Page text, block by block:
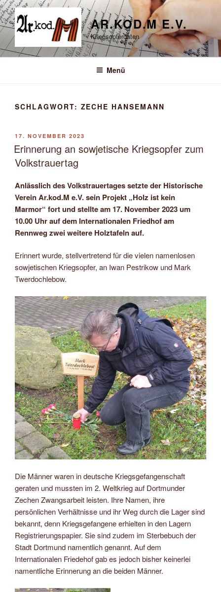
Zum
Inhalt
springen
AR.KOD.M E.V.
Kriegsopferdaten
Menü
SCHLAGWORT: ZECHE HANSEMANN
VERÖFFENTLICHT
AM
17. NOVEMBER 2023
Erinnerung an sowjetische Kriegsopfer zum
Volkstrauertag
Anlässlich des Volkstrauertages setzte der Historische
Verein Ar.kod.M e.V. sein Projekt „Holz ist kein
Marmor“ fort und stellte am 17. November 2023 um
10.00 Uhr auf dem Internationalen Friedhof am
Rennweg zwei weitere Holztafeln auf.
Erinnert wurde, stellvertretend für die vielen namenlosen
sowjetischen Kriegsopfer, an Iwan Pestrikow und Mark
Twerdochlebow.
Die Männer waren in deutsche Kriegsgefangenschaft
geraten und mussten im 2. Weltkrieg auf Dortmunder
Zechen Zwangsarbeit leisten. Ihre Namen, ihre
persönlichen Verhältnisse und ihr Weg durch die Lager sind
bekannt, denn Kriegsgefangene erhielten in den Lagern
Registrierungspapier. Sie sind zudem im Sterbebuch der
Stadt Dortmund namentlich genannt. Auf dem
Internationalen Friedehof gab es jedoch bisher keinerlei
namentliche Erinnerung an die beiden Männer.